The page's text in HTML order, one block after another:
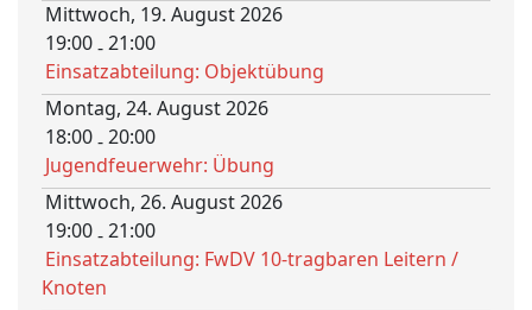
Mittwoch, 19. August 2026
19:00-21:00
Einsatzabteilung: Objektübung
Montag, 24. August 2026
18:00-20:00
Jugendfeuerwehr: Übung
Mittwoch, 26. August 2026
19:00-21:00
Einsatzabteilung: FwDV 10-tragbaren Leitern /
Knoten